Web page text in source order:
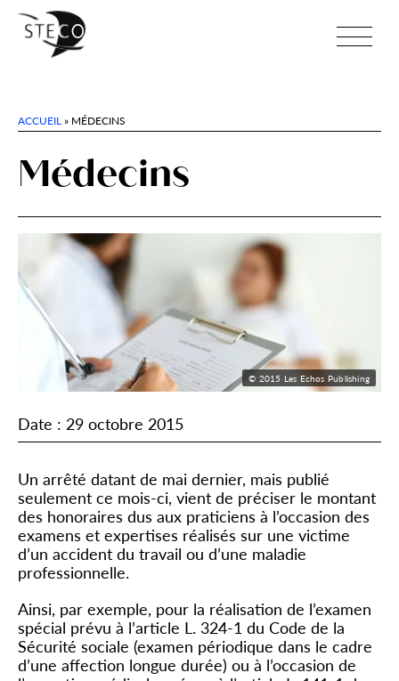
ACCUEIL» MÉDECINS
Médecins
Date : 29 octobre 2015
Un arrêté datant de mai dernier, mais publié
seulement ce mois-ci, vient de préciser le montant
des honoraires dus aux praticiens à l’occasion des
examens et expertises réalisés sur une victime
d’un accident du travail ou d’une maladie
professionnelle.
Ainsi, par exemple, pour la réalisation de l’examen
spécial prévu à l’article L. 324-1 du Code de la
Sécurité sociale (examen périodique dans le cadre
d’une affection longue durée) ou à l’occasion de
© 2015 Les Echos Publishing